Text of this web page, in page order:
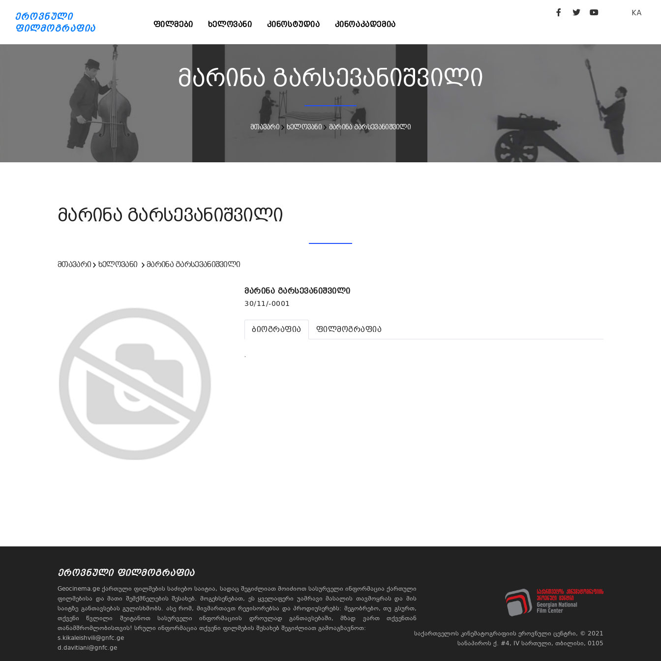
ეროვნული
ფილმოგრაფია
KA
ᲤᲘᲚᲛᲔᲑᲘ ᲮᲔᲚᲝᲕᲐᲜᲘ ᲙᲘᲜᲝᲡᲢᲣᲓᲘᲐ ᲙᲘᲜᲝᲐᲙᲐᲓᲔᲛᲘᲐ
მარინა გარსევანიშვილი
მთავარი ხელოვანი მარინა გარსევანიშვილი
მარინა გარსევანიშვილი
მთავარი ხელოვანი მარინა გარსევანიშვილი
მარინა გარსევანიშვილი
30/11/-0001
ბიოგრაფია ფილმოგრაფია
.
ᲔᲠᲝᲕᲜᲣᲚᲘ ᲤᲘᲚᲛᲝᲒᲠᲐᲤᲘᲐ
Geocinema.ge ქართული ფილმების საძიებო საიტია, სადაც შეგიძლიათ მოიძიოთ სასურველი ინფორმაცია ქართული
ფილმებისა და მათი შემქმნელების შესახებ. მოგეხსენებათ, ეს ყველაფერი უამრავი მასალის თავმოყრას და მის
საიტზე განთავსებას გულისხმობს. ასე რომ, მივმართავთ რეჟისორებსა და პროდიუსერებს: მეგობრებო, თუ გსურთ,
თქვენი წვლილი შეიტანოთ სასურველი ინფორმაციის დროულად განთავსებაში, მზად ვართ თქვენთან
თანამშრომლობისთვის! სრული ინფორმაცია თქვენი ფილმების შესახებ შეგიძლიათ გამოაგზავნოთ:
s.kikaleishvili@gnfc.ge
d.davitiani@gnfc.ge
საქართველოს კინემატოგრაფიის ეროვნული ცენტრი, © 2021
სანაპიროს ქ. #4, IV სართული, თბილისი, 0105